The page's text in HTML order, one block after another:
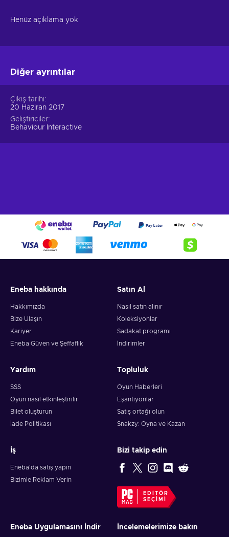
Henüz açıklama yok
Diğer ayrıntılar
Çıkış tarihi
20 Haziran 2017
Geliştiriciler
Behaviour Interactive
Eneba hakkında
Hakkımızda
Bize Ulaşın
Kariyer
Eneba Güven ve Şeffaflık
Satın Al
Nasıl satın alınır
Koleksiyonlar
Sadakat programı
İndirimler
Yardım
SSS
Oyun nasıl etkinleştirilir
Bilet oluşturun
İade Politikası
Topluluk
Oyun Haberleri
Eşantiyonlar
Satış ortağı olun
Snakzy: Oyna ve Kazan
İş
Eneba'da satış yapın
Bizimle Reklam Verin
Bizi takip edin
EDITÖR
SEÇIMI
Eneba Uygulamasını İndir İncelemelerimize bakın